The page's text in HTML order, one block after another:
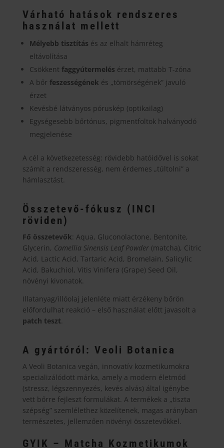
Várható hatások rendszeres
használat mellett
Mélyebb tisztítás és az elhalt hámréteg
eltávolítása
Csökkent faggyútermelés érzet, mattabb T-zóna
A bőr feszességének és „tömörségének” javuló
érzet
Kevésbé látványos póruskép (optikailag)
Egységesebb bőrtónus, pigmentfoltok halványodó
megjelenése
A cél a következetesség: rövidebb hatóidővel is sokat
számít a rendszeresség, nem érdemes „túltolni” a
hámlasztást.
Összetevő-fókusz (INCI
röviden)
Fő összetevők: Aqua, Gluconolactone, Bentonite,
Glycerin, Camellia Sinensis Leaf Powder(matcha), Citric
Acid, Lactic Acid, Tartaric Acid, Bromelain, Salicylic
Acid, Bakuchiol, Vitis Vinifera (Grape) Seed Oil,
növényi kivonatok.
Illatanyag/illóolaj jelenléte miatt érzékeny bőrön
előfordulhat reakció – első használat előtt javasolt a
patch teszt
A gyártóról: Veoli Botanica
A Veoli Botanica vegán, innovatív kozmetikumokra
specializálódott márka, amely a modern életmód
(stressz, légszennyezés, kevés alvás) által igénybe
vett bőrre fejleszt formulákat. A termékek a „tiszta
szépség” szemlélethez közelítenek, magas arányban
természetes, jellemzően növényi összetevőkkel.
GYIK – Matcha Kozmetikumok